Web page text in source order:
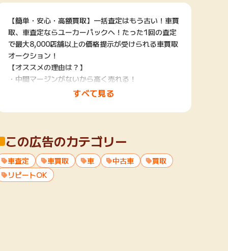
【簡単・安心・高額買取】一括査定はもう古い！車買
取、車査定ならユーカーパックへ！たった1回の査定
で最大8,000店舗以上の価格提示が受けられる車買取
オークション！
【オススメの理由は？】
・中間マージンがないから高く売れる！
・たったの1回の査定でOK！
・他社へ個人情報が流れないので、しつこい営業電話
すべて見る
この広告のカテゴリー
車査定 車買取 車 中古車
買取
リピートOK